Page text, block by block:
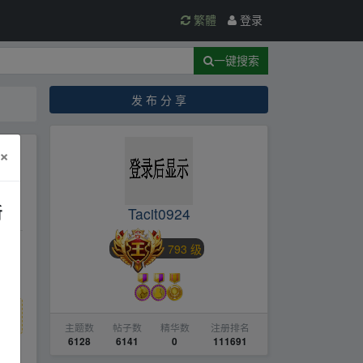
繁體 登录
一键搜索
发 布 分 享
Tacit0924
793 级
主题数
6128
帖子数
6141
精华数
0
注册排名
111691
×